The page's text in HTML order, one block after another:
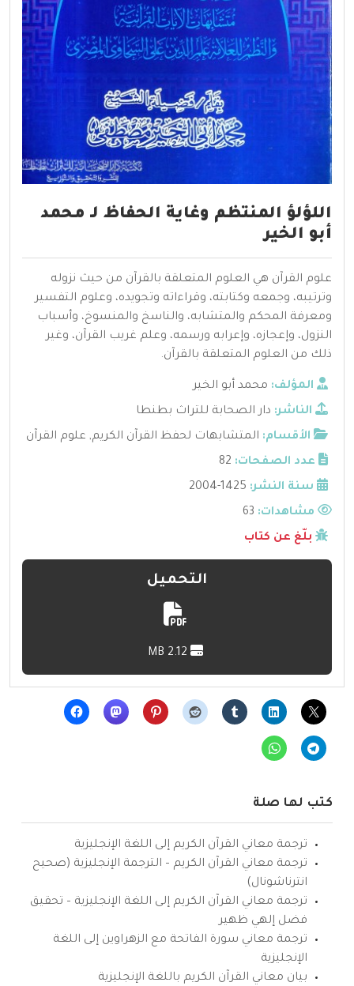
اللؤلؤ المنتظم وغاية الحفاظ لـ محمد
أبو الخير
علوم القرآن هي العلوم المتعلقة بالقرآن من حيث نزوله
وترتيبه، وجمعه وكتابته، وقراءاته وتجويده، وعلوم التفسير
ومعرفة المحكم والمتشابه، والناسخ والمنسوخ، وأسباب
النزول، وإعجازه، وإعرابه ورسمه، وعلم غريب القرآن، وغير
ذلك من العلوم المتعلقة بالقرآن.
المؤلف: محمد أبو الخير
الناشر: دار الصحابة للتراث بطنطا
الأقسام: المتشابهات لحفظ القرآن الكريم, علوم القرآن
عدد الصفحات: 82
سنة النشر: 1425-2004
مشاهدات:
بلّغ عن كتاب
التحميل
كتب لها صلة
ترجمة معاني القرآن الكريم إلى اللغة الإنجليزية
ترجمة معاني القرآن الكريم – الترجمة الإنجليزية (صحيح
انترناشونال)
ترجمة معاني القرآن الكريم إلى اللغة الإنجليزية – تحقيق
فضل إلهي ظهير
ترجمة معاني سورة الفاتحة مع الزهراوين إلى اللغة
الإنجليزية
بيان معاني القرآن الكريم باللغة الإنجليزية